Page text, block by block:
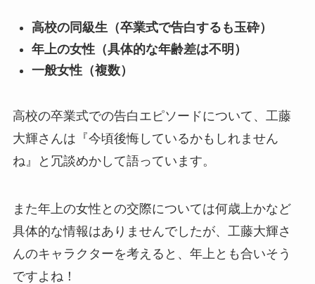
高校の同級生（卒業式で告白するも玉砕）
年上の女性（具体的な年齢差は不明）
一般女性（複数）
高校の卒業式での告白エピソードについて、工藤
大輝さんは『今頃後悔しているかもしれません
ね』と冗談めかして語っています。
また年上の女性との交際については何歳上かなど
具体的な情報はありませんでしたが、工藤大輝さ
んのキャラクターを考えると、年上とも合いそう
ですよね！